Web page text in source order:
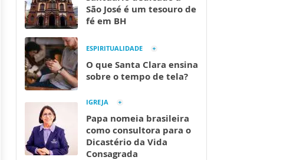
São José é um tesouro de
fé em BH
ESPIRITUALIDADE
O que Santa Clara ensina
sobre o tempo de tela?
IGREJA
Papa nomeia brasileira
como consultora para o
Dicastério da Vida
Consagrada